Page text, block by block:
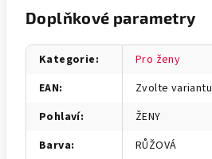
Doplňkové parametry
Kategorie:
Pro ženy
EAN:
Zvolte variantu
Pohlaví:
ŽENY
Barva:
RŮŽOVÁ